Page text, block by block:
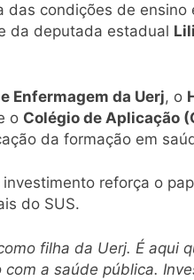
condições de
da deputada estadual
Enfermagem da Uerj, o
o Colégio de Aplicação
da formação em
investimento reforça o
do SUS.
filha da Uerj. É aqui
a saúde pública.